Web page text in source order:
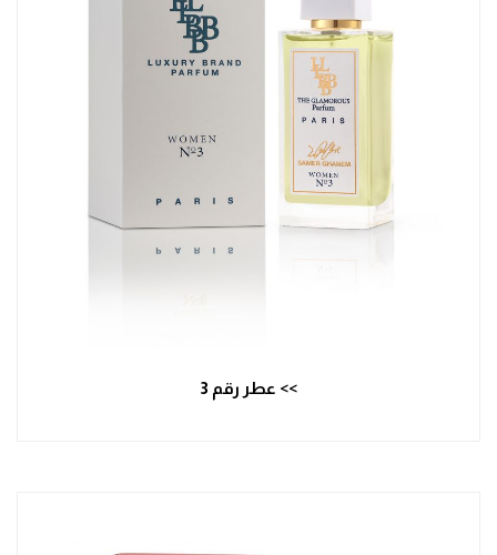
>> عطر رقم 3